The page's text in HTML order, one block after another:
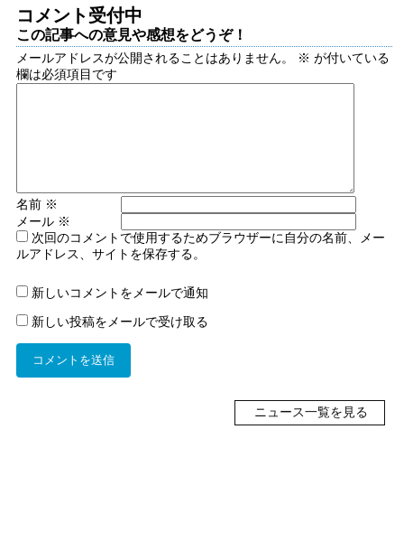
コメント受付中
この記事への意見や感想をどうぞ！
メールアドレスが公開されることはありません。 ※ が付いている
欄は必須項目です
名前 ※
メール ※
次回のコメントで使用するためブラウザーに自分の名前、メー
ルアドレス、サイトを保存する。
新しいコメントをメールで通知
新しい投稿をメールで受け取る
ニュース一覧を見る